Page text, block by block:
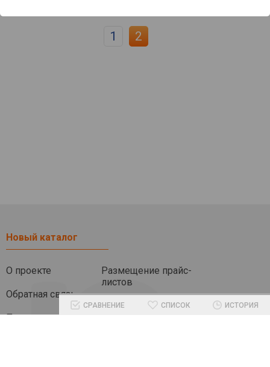
1 2
Новый каталог
О проекте
Обратная связь
Помочь проекту
Размещение прайс-
листов
СРАВНЕНИЕ СПИСОК ИСТОРИЯ